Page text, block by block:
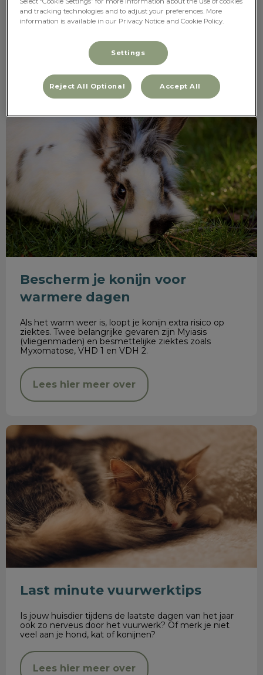
Verzekering
dierenverzekering kunt afsluiten.
Lees hier meer over
Bescherm je konijn voor warmere dagen
Bescherm je konijn voor
warmere dagen
Als het warm weer is, loopt je konijn extra risico op
ziektes. Twee belangrijke gevaren zijn Myiasis
(vliegenmaden) en besmettelijke ziektes zoals
Myxomatose, VHD 1 en VDH 2.
Lees hier meer over
Last minute vuurwerktips
Last minute vuurwerktips
Is jouw huisdier tijdens de laatste dagen van het jaar
ook zo nerveus door het vuurwerk? Of merk je niet
veel aan je hond, kat of konijnen?
Lees hier meer over
and tracking technologies and to adjust your preferences. More
information is available in our Privacy Notice and Cookie Policy.
Settings
Reject All Optional Accept All